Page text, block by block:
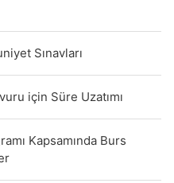
Sınavları
için Süre Uzatımı
Kapsamında Burs